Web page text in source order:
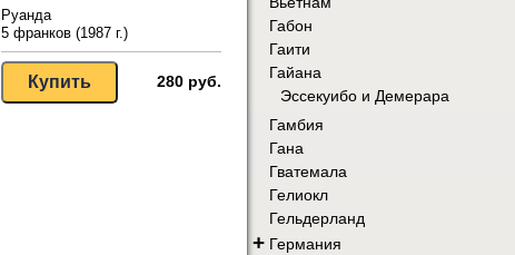
Руанда
5 франков (1987 г.)
280 руб.
Габон
Гаити
Гайана
Эссекуибо и Демерара
Гамбия
Гана
Гватемала
Гелиокл
Гельдерланд
+ Германия